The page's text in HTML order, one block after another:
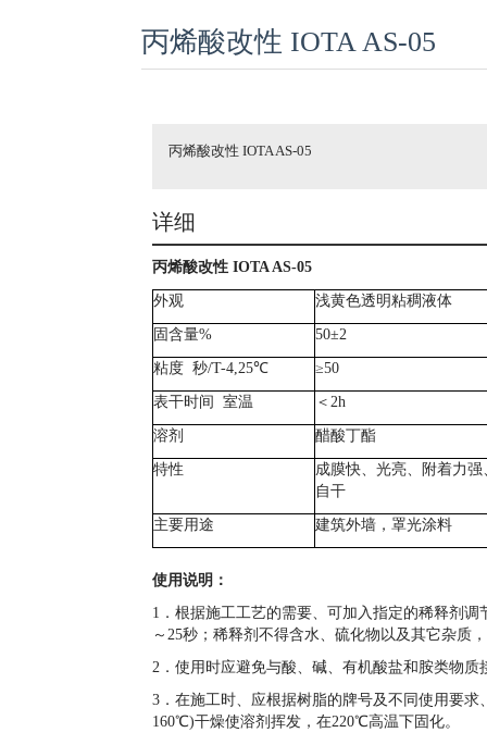
丙烯酸改性 IOTA AS-05
丙烯酸改性 IOTA AS-05
详细
丙烯酸改性 IOTA AS-05
外观 浅黄色透明粘稠液体
固含量% 50±2
粘度 秒/T-4,25℃ ≥50
表干时间 室温 ＜ 2h
溶剂 醋酸丁酯
特性
成膜快、光亮、附着力
自干
主要用途 建筑外墙，罩光涂料
使用说明：
1．根据施工工艺的需要、可加入指定的稀释剂
～ 25秒；稀释剂不得含水、硫化物以及其它杂质
2．使用时应避免与酸、碱、有机酸盐和胺类物
3．在施工时、应根据树脂的牌号及不同使用要
160℃)干燥使溶剂挥发，在220℃高温下固化。